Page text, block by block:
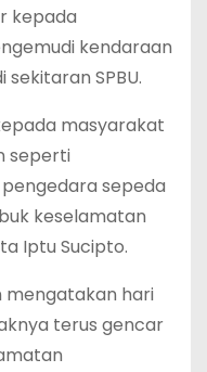
kepada
kendaraan
SPBU.
masyarakat
seperti
sepeda
keselamatan
Iptu Sucipto.
mengatakan hari
terus gencar